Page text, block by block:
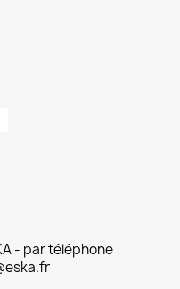
- par téléphone